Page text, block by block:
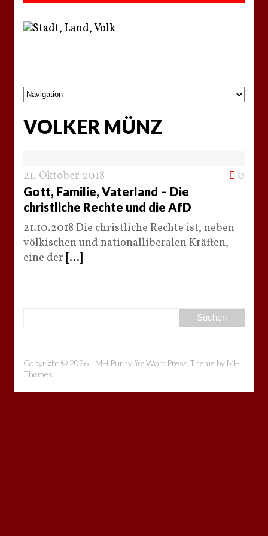
VOLKER MÜNZ
21. Oktober 2018 0
Gott, Familie, Vaterland – Die
christliche Rechte und die AfD
21.10.2018 Die christliche Rechte ist, neben
völkischen und nationalliberalen Kräften,
eine der [...]
Copyright © 2026 | MH Purity liteWordPress Theme by MH
Themes